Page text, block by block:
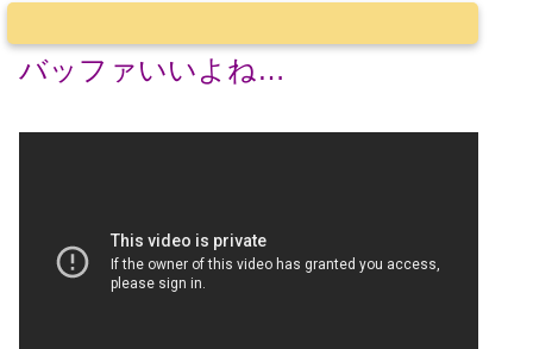
バッファいいよね…